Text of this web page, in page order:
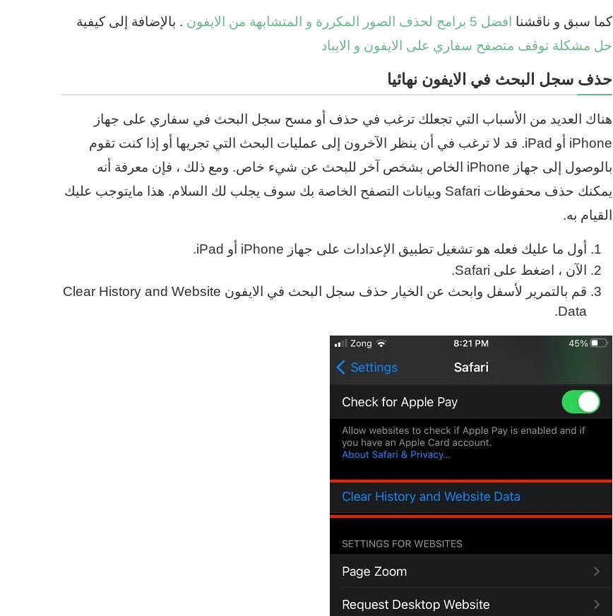
كما سبق و ناقشنا افضل 5 برامج لحذف الصور المكررة و المتشابهة من الايفون
. بالإضافة إلى كيفية
حل مشكلة توقف متصفح سفاري على الايفون و الايباد
حذف سجل البحث في الايفون نهائيا
هناك العديد من الأسباب التي تجعلك ترغب في حذف أو مسح سجل البحث في سفاري على جهاز
iPhone أو iPad. قد لا ترغب في أن ينظر الآخرون إلى عمليات البحث التي تجريها أو إذا كنت تقوم
بالوصول إلى جهاز iPhone الخاص بشخص آخر للبحث عن شيء خاص. ومع ذلك ، فإن معرفة أنه
يمكنك حذف محفوظات Safari وبيانات التصفح الخاصة بك سوف يجلب لك السلام. هذا مايتوجب عليك
القيام به.
أول ما عليك فعله هو تشغيل تطبيق الإعدادات على جهاز iPhone أو iPad.
الآن ، اضغط على Safari.
قم بالتمرير لأسفل وابحث عن الخيار حذف سجل البحث في الايفون Clear History and Website
Data.